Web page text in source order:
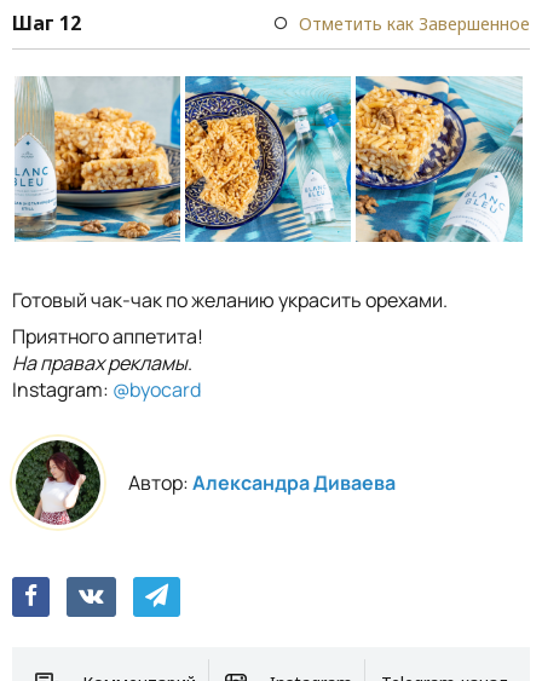
Шаг 12 Отметить как Завершенное
Готовый чак-чак по желанию украсить орехами.
Приятного аппетита!
На правах рекламы.
Instagram: @byocard
Автор:Александра Диваева